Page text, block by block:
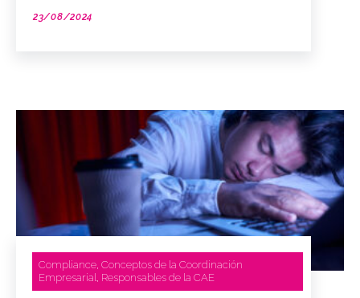
23/08/2024
Compliance, Conceptos de la Coordinación
Empresarial , Responsables de la CAE